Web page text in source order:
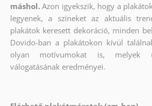
máshol. Azon igyekszik, hogy a
legyenek, a színeket az aktuális
plakátok keresett dekoráció, minden
Dovido-ban a plakátokon kívül
olyan motívumokat is, melyek
válogatásának eredményei.